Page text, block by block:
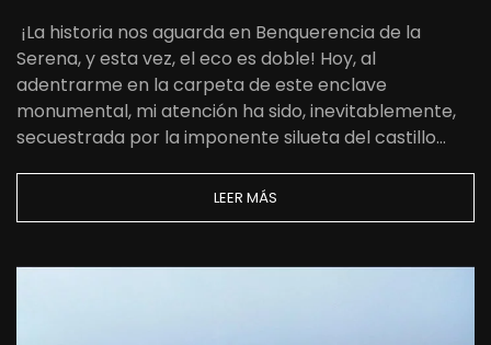
¡La historia nos aguarda en Benquerencia de la
Serena, y esta vez, el eco es doble! Hoy, al
adentrarme en la carpeta de este enclave
monumental, mi atención ha sido, inevitablemente,
secuestrada por la imponente silueta del castillo…
LEER MÁS